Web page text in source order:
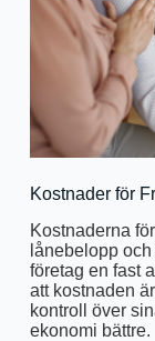
Kostnader för
Kostnaderna
lånebelopp
företag en fast
att kostnaden
kontroll över
ekonomi bättre.